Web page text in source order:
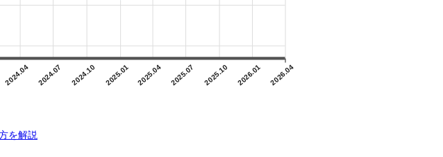
2024.04 2024.07 2024.10 2025.01 2025.04 2025.07 2025.10 2026.01 2026.04
を解説